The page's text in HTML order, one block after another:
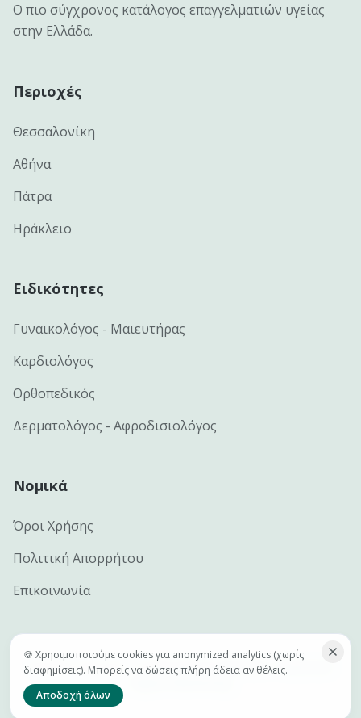
Ο πιο σύγχρονος κατάλογος επαγγελματιών υγείας
στην Ελλάδα.
Περιοχές
Θεσσαλονίκη
Αθήνα
Πάτρα
Ηράκλειο
Ειδικότητες
Γυναικολόγος - Μαιευτήρας
Καρδιολόγος
Ορθοπεδικός
Δερματολόγος - Αφροδισιολόγος
Νομικά
Όροι Χρήσης
Πολιτική Απορρήτου
Επικοινωνία
©2026e-docs.gr — Handcrafted by Netclick · Advanced
🍪 Χρησιμοποιούμε cookies για anonymized analytics (χωρίς
διαφημίσεις). Μπορείς να δώσεις πλήρη άδεια αν θέλεις.
Αποδοχή όλων